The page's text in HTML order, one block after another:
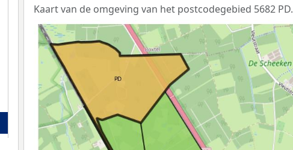
Kaart van de omgeving van het postcodegebied 5682 PD.